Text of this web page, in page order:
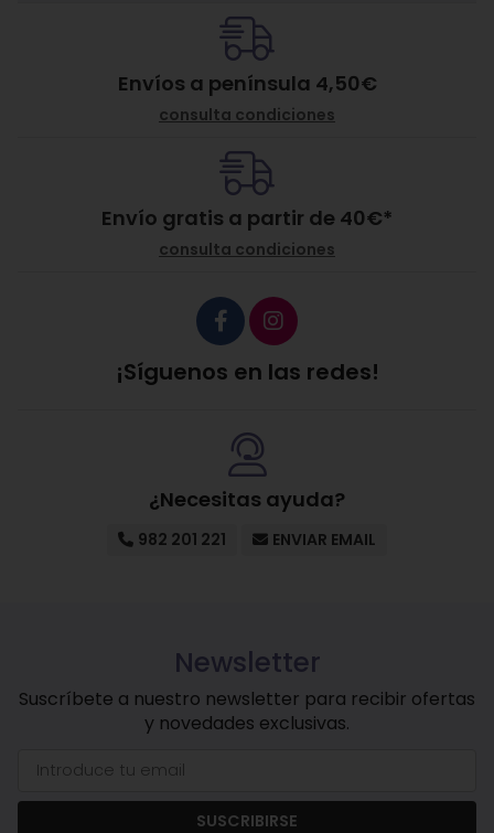
Envíos a península 4,50€
consulta condiciones
Envío gratis a partir de 40€*
consulta condiciones
¡Síguenos en las redes!
¿Necesitas ayuda?
982 201 221 ENVIAR EMAIL
Newsletter
Suscríbete a nuestro newsletter para recibir ofertas
y novedades exclusivas.
SUSCRIBIRSE